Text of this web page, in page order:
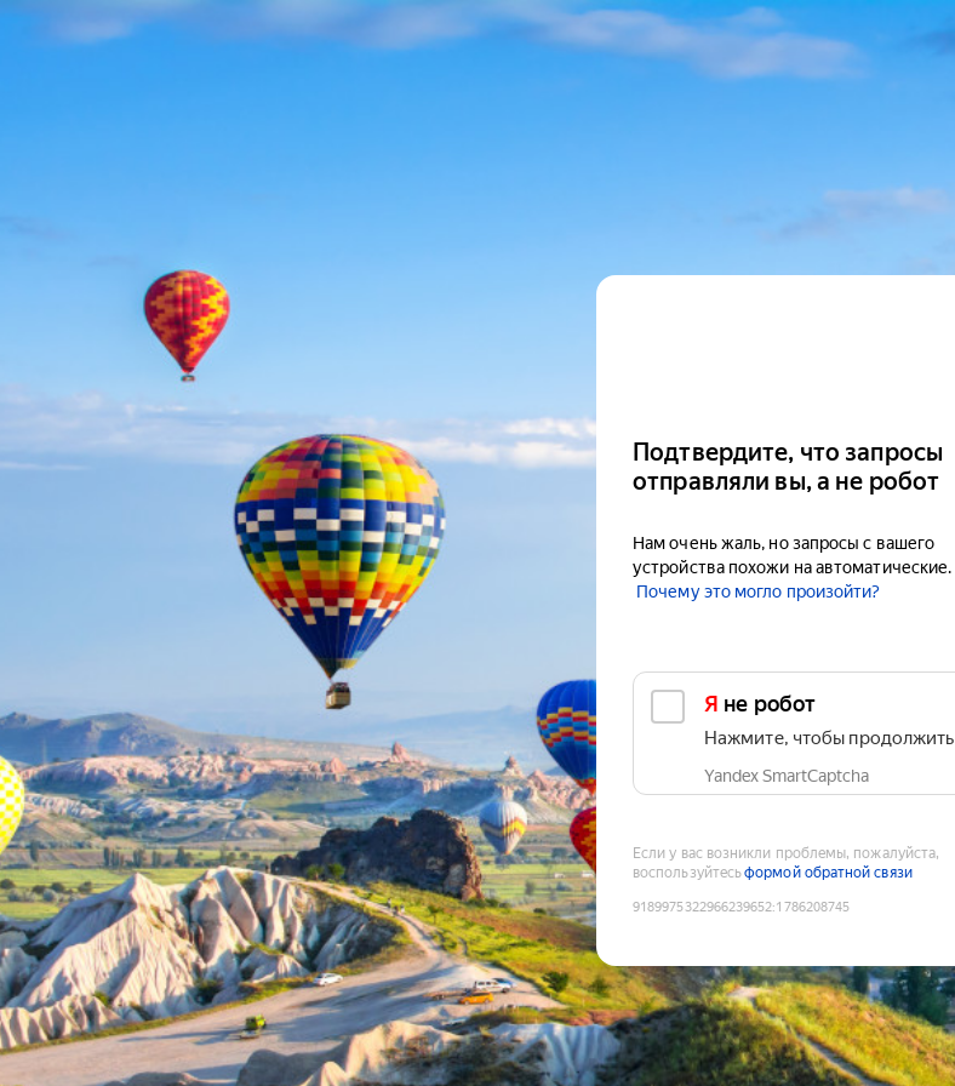
Подтвердите, что запросы
отправляли вы, а не робот
Нам очень жаль, но запросы с вашего
устройства похожи на автоматические.
Почему это могло произойти?
Я не робот
Нажмите, чтобы продолжить
Yandex SmartCaptcha
Если у вас возникли проблемы, пожалуйста,
воспользуйтесьформой обратной связи
9189975322966239652:1786208745